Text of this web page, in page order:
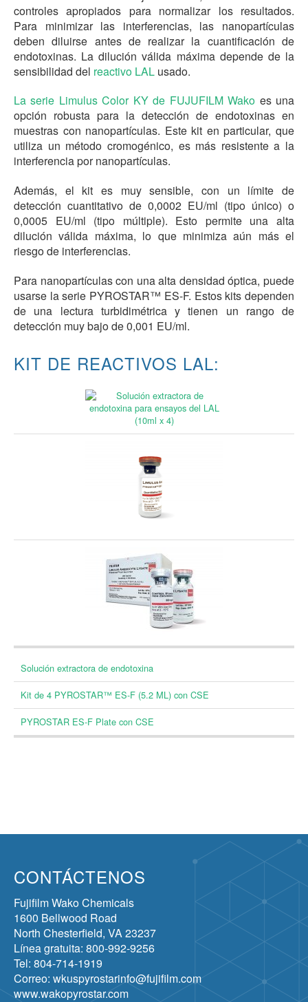
controles apropiados para normalizar los resultados.
Para minimizar las interferencias, las nanopartículas
deben diluirse antes de realizar la cuantificación de
endotoxinas. La dilución válida máxima depende de la
sensibilidad del reactivo LAL usado.
La serie Limulus Color KY de FUJUFILM Wako es una
opción robusta para la detección de endotoxinas en
muestras con nanopartículas. Este kit en particular, que
utiliza un método cromogénico, es más resistente a la
interferencia por nanopartículas.
Además, el kit es muy sensible, con un límite de
detección cuantitativo de 0,0002 EU/ml (tipo único) o
0,0005 EU/ml (tipo múltiple). Esto permite una alta
dilución válida máxima, lo que minimiza aún más el
riesgo de interferencias.
Para nanopartículas con una alta densidad óptica, puede
usarse la serie PYROSTAR™ ES-F. Estos kits dependen
de una lectura turbidimétrica y tienen un rango de
detección muy bajo de 0,001 EU/ml.
KIT DE REACTIVOS LAL:
Solución extractora de endotoxina
Kit de 4 PYROSTAR™ ES-F (5.2 ML) con CSE
PYROSTAR ES-F Plate con CSE
CONTÁCTENOS
Fujifilm Wako Chemicals
1600 Bellwood Road
North Chesterfield, VA 23237
Línea gratuita: 800-992-9256
Tel: 804-714-1919
Correo: wkuspyrostarinfo@fujifilm.com
www.wakopyrostar.com